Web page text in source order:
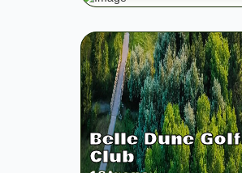
Belle Dune Golf
Club